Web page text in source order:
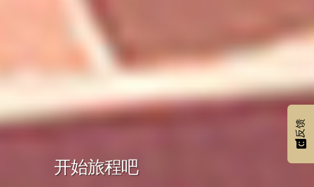
开始旅程吧
反馈